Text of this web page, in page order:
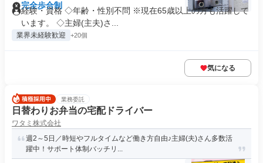
完全歩合制
経験・資格 ◇年齢・性別不問 ※現在65歳以上の方も活躍して
います。 ◇主婦(主夫)さ...
業界未経験歓迎 +20個
気になる
業務委託
日替わりお弁当の宅配ドライバー
ワタミ株式会社
週2～5日／時短やフルタイムなど働き方自由♪主婦(夫)さん多数活
躍中！サポート体制バッチリ...